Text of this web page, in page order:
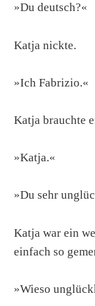
»Du deutsch?«
Katja nickte.
»Ich Fabrizio.«
Katja brauchte
»Katja.«
»Du sehr
Katja war ein
einfach so
»Wieso